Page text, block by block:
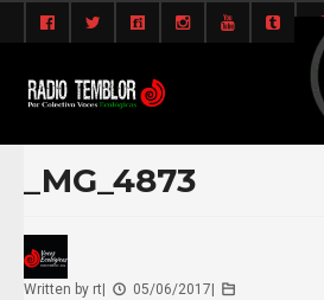
_MG_4873
Written by rt 05/06/2017